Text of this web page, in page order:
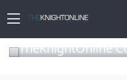
TheKnightOnline